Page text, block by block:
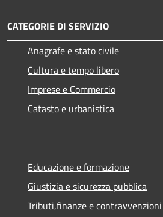
CATEGORIE DI SERVIZIO
Anagrafe e stato civile
Cultura e tempo libero
Imprese e Commercio
Catasto e urbanistica
Educazione e formazione
Giustizia e sicurezza pubblica
Tributi,finanze e contravvenzioni